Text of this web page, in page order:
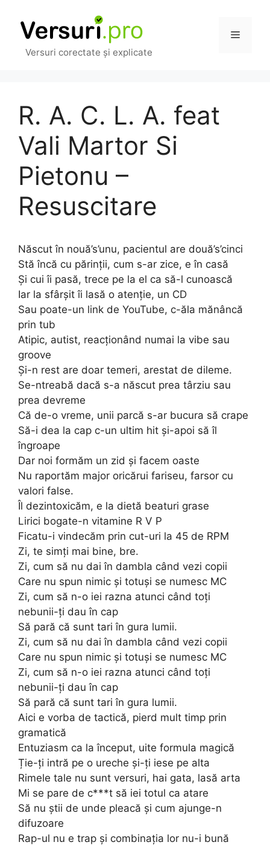
conținut
Versuri corectate și explicate
Meniu
R. A. C. L. A. feat
Vali Martor Si
Pietonu –
Resuscitare
Născut în nouă’s’unu, pacientul are două’s’cinci
Stă încă cu părinții, cum s-ar zice, e în casă
Și cui îi pasă, trece pe la el ca să-l cunoască
Iar la sfârșit îi lasă o atenție, un CD
Sau poate-un link de YouTube, c-ăla mănâncă
prin tub
Atipic, autist, reacționând numai la vibe sau
groove
Și-n rest are doar temeri, arestat de dileme.
Se-ntreabă dacă s-a născut prea târziu sau
prea devreme
Că de-o vreme, unii parcă s-ar bucura să crape
Să-i dea la cap c-un ultim hit și-apoi să îl
îngroape
Dar noi formăm un zid și facem oaste
Nu raportăm major oricărui fariseu, farsor cu
valori false.
Îl dezintoxicăm, e la dietă beaturi grase
Lirici bogate-n vitamine R V P
Ficatu-i vindecăm prin cut-uri la 45 de RPM
Zi, te simți mai bine, bre.
Zi, cum să nu dai în dambla când vezi copii
Care nu spun nimic și totuși se numesc MC
Zi, cum să n-o iei razna atunci când toți
nebunii-ți dau în cap
Să pară că sunt tari în gura lumii.
Zi, cum să nu dai în dambla când vezi copii
Care nu spun nimic și totuși se numesc MC
Zi, cum să n-o iei razna atunci când toți
nebunii-ți dau în cap
Să pară că sunt tari în gura lumii.
Aici e vorba de tactică, pierd mult timp prin
gramatică
Entuziasm ca la început, uite formula magică
Ție-ți intră pe o ureche și-ți iese pe alta
Rimele tale nu sunt versuri, hai gata, lasă arta
Mi se pare de c***t să iei totul ca atare
Să nu știi de unde pleacă și cum ajunge-n
difuzoare
Rap-ul nu e trap și combinația lor nu-i bună